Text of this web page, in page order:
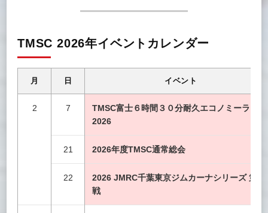
TMSC 2026年イベントカレンダー
月 日 イベント
2 7
TMSC富士６時間３０分耐久エコノミーラン
2026
21 2026年度TMSC通常総会
22
2026 JMRC千葉東京ジムカーナシリーズ 第1
戦